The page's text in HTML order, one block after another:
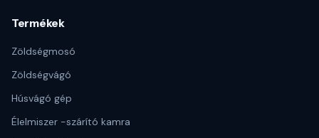
Termékek
Zöldségmosó
Zöldségvágó
Húsvágó gép
Élelmiszer -szárító kamra